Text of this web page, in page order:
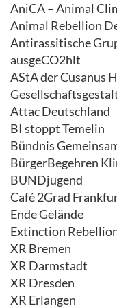
AniCA – Animal
Animal Rebellion
Antirassitische
ausgeCO2hlt
AStA der Cusanus
Attac Deutschland
BI stoppt Temelin
Bündnis
BürgerBegehren
BUNDjugend
Café 2Grad
Ende Gelände
Extinction
XR Bremen
XR Darmstadt
XR Dresden
XR Erlangen